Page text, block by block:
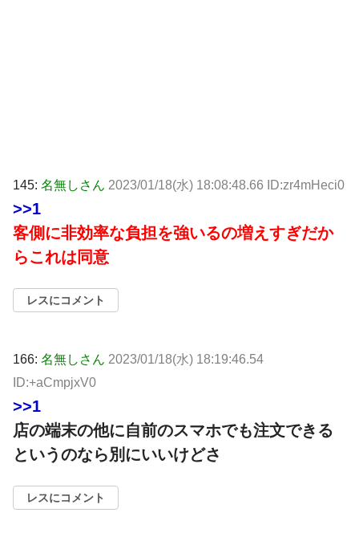
145: 名無しさん 2023/01/18(水) 18:08:48.66 ID:zr4mHeci0
>>1
客側に非効率な負担を強いるの増えすぎだか
らこれは同意
レスにコメント
166: 名無しさん 2023/01/18(水) 18:19:46.54
ID:+aCmpjxV0
>>1
店の端末の他に自前のスマホでも注文できる
というのなら別にいいけどさ
レスにコメント